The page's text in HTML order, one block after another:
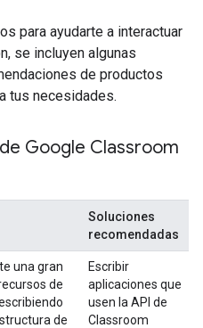
para ayudarte a interactuar
se incluyen algunas
de productos
tus necesidades.
Google Classroom
Soluciones
recomendadas
una gran
de
de
Escribir
aplicaciones que
usen la API de
Classroom